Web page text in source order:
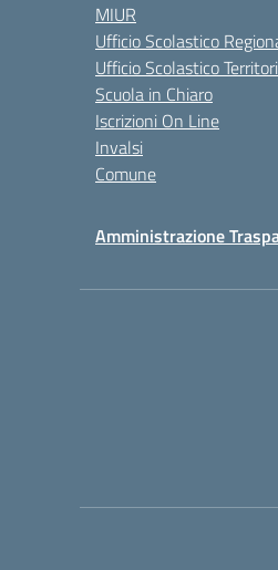
MIUR
Ufficio Scolastico
Ufficio Scolastico
Scuola in Chiaro
Iscrizioni On Line
Invalsi
Comune
Amministrazione